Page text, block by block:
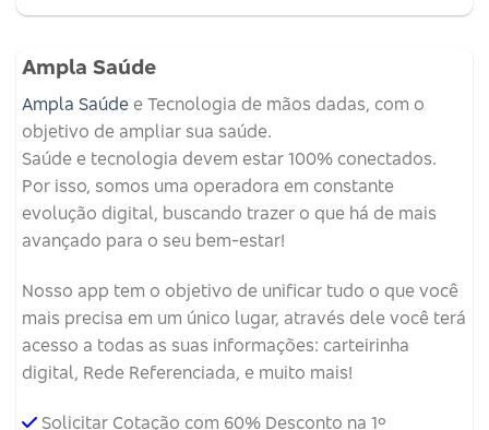
Ampla Saúde
Ampla Saúde e Tecnologia de mãos dadas, com o
objetivo de ampliar sua saúde.
Saúde e tecnologia devem estar 100% conectados.
Por isso, somos uma operadora em constante
evolução digital, buscando trazer o que há de mais
avançado para o seu bem-estar!
Nosso app tem o objetivo de unificar tudo o que você
mais precisa em um único lugar, através dele você terá
acesso a todas as suas informações: carteirinha
digital, Rede Referenciada, e muito mais!
Solicitar Cotação com 60% Desconto na 1º